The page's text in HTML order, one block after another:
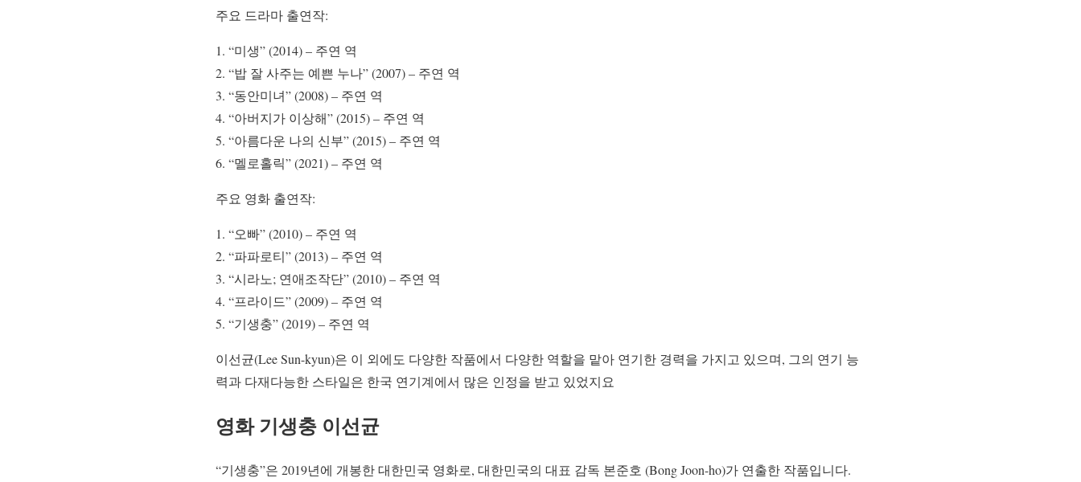
주요 드라마 출연작:
“미생” (2014) – 주연 역
“밥 잘 사주는 예쁜 누나” (2007) – 주연 역
“동안미녀” (2008) – 주연 역
“아버지가 이상해” (2015) – 주연 역
“아름다운 나의 신부” (2015) – 주연 역
“멜로홀릭” (2021) – 주연 역
주요 영화 출연작:
“오빠” (2010) – 주연 역
“파파로티” (2013) – 주연 역
“시라노; 연애조작단” (2010) – 주연 역
“프라이드” (2009) – 주연 역
“기생충” (2019) – 주연 역
이선균(Lee Sun-kyun)은 이 외에도 다양한 작품에서 다양한 역할을 맡아 연기한 경력을 가지고 있으며, 그의 연기 능
력과 다재다능한 스타일은 한국 연기계에서 많은 인정을 받고 있었지요
영화 기생충 이선균
“기생충”은 2019년에 개봉한 대한민국 영화로, 대한민국의 대표 감독 본준호 (Bong Joon-ho)가 연출한 작품입니다.